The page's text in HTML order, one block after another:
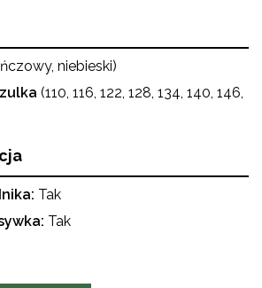
niebieski)
(110, 116, 122, 128, 134, 140, 146,
Tak
Tak